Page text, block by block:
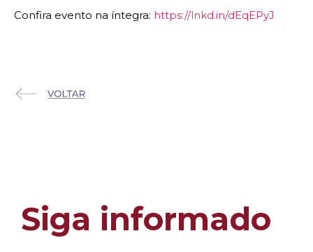
Confira evento na íntegra: https://lnkd.in/dEqEPyJ
Siga informado